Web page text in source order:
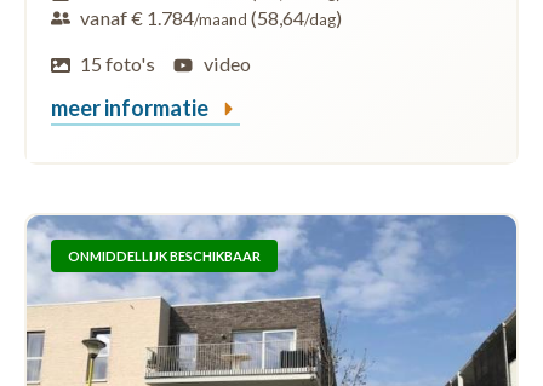
vanaf € 1.784/maand (58,64/dag)
15 foto's
video
meer informatie
ONMIDDELLIJK BESCHIKBAAR